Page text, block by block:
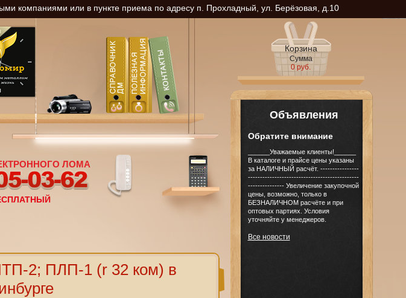
компаниями или в пункте приема по адресу п. Прохладный, ул. Берёзовая, д.10
Корзина
Сумма
0 руб.
Объявления
Обратите внимание
______Уважаемые клиенты!______
В каталоге и прайсе цены указаны
за НАЛИЧНЫЙ расчёт. ----------------
----------------------------------------------
--------------- Увеличение закупочной
цены, возможно, только в
БЕЗНАЛИЧНОМ расчёте и при
оптовых партиях. Условия
уточняйте у менеджеров.
Все новости
ЛОМА
03-62
2; ПЛП-1 (r 32 ком) в